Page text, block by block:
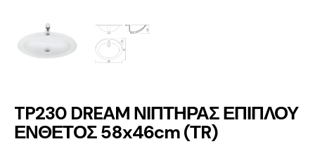
TP230 DREAM ΝΙΠΤΗΡΑΣ ΕΠΙΠΛΟΥ
ΕΝΘΕΤΟΣ 58x46cm (ΤR)